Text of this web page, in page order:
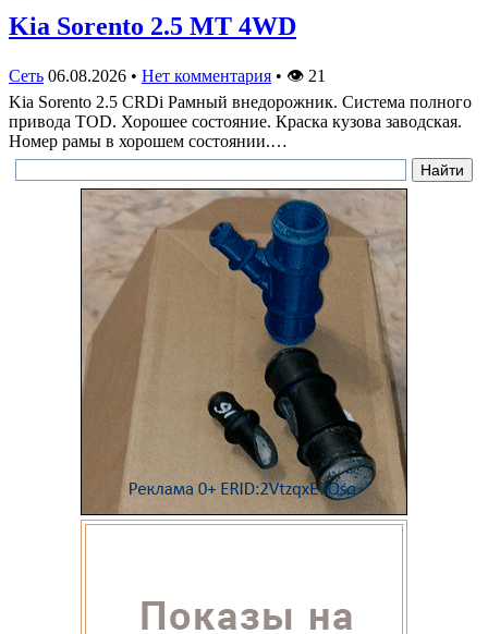
Kia Sorento 2.5 MT 4WD
Сеть 06.08.2026 • Нет комментария • 👁 21
Kia Sorento 2.5 CRDi Рамный внедорожник. Система полного
привода TOD. Хорошее состояние. Краска кузова заводская.
Номер рамы в хорошем состоянии.…